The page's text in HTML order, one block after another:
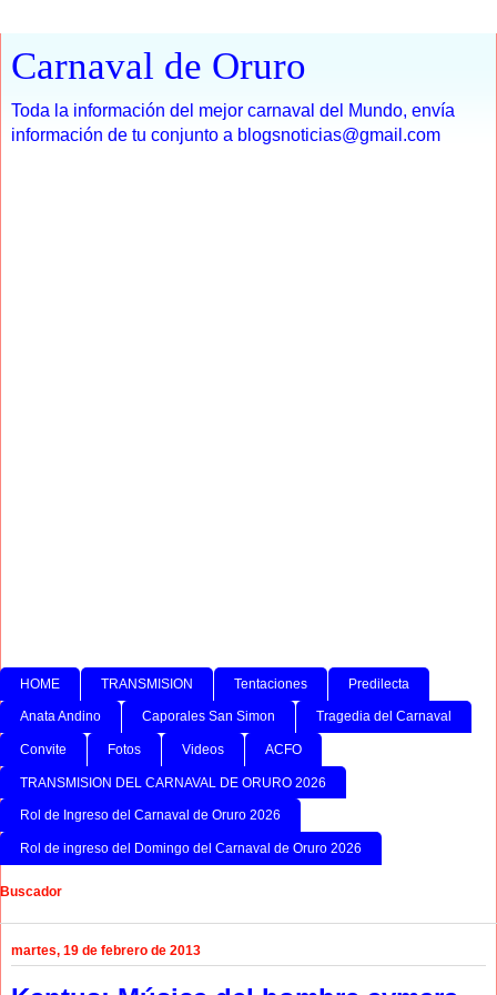
Carnaval de Oruro
Toda la información del mejor carnaval del Mundo, envía
información de tu conjunto a blogsnoticias@gmail.com
HOME TRANSMISION Tentaciones Predilecta
Anata Andino Caporales San Simon Tragedia del Carnaval
Convite Fotos Videos ACFO
TRANSMISION DEL CARNAVAL DE ORURO 2026
Rol de Ingreso del Carnaval de Oruro 2026
Rol de ingreso del Domingo del Carnaval de Oruro 2026
Buscador
martes, 19 de febrero de 2013